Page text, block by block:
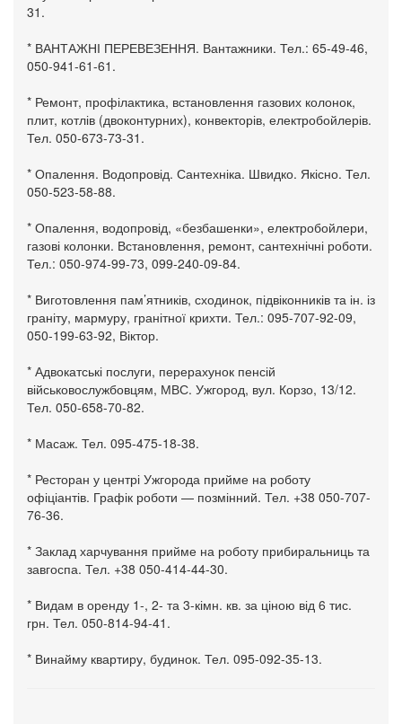
31.
* ВАНТАЖНІ ПЕРЕВЕЗЕННЯ. Вантажники. Тел.: 65-49-46,
050-941-61-61.
* Ремонт, профілактика, встановлення газових колонок,
плит, котлів (двоконтурних), конвекторів, електробойлерів.
Тел. 050-673-73-31.
* Опалення. Водопровід. Сантехніка. Швидко. Якісно. Тел.
050-523-58-88.
* Опалення, водопровід, «безбашенки», електробойлери,
газові колонки. Встановлення, ремонт, сантехнічні роботи.
Тел.: 050-974-99-73, 099-240-09-84.
* Виготовлення пам’ятників, сходинок, підвіконників та ін. із
граніту, мармуру, гранітної крихти. Тел.: 095-707-92-09,
050-199-63-92, Віктор.
* Адвокатські послуги, перерахунок пенсій
військовослужбовцям, МВС. Ужгород, вул. Корзо, 13/12.
Тел. 050-658-70-82.
* Масаж. Тел. 095-475-18-38.
* Ресторан у центрі Ужгорода прийме на роботу
офіціантів. Графік роботи — позмінний. Тел. +38 050-707-
76-36.
* Заклад харчування прийме на роботу прибиральниць та
завгоспа. Тел. +38 050-414-44-30.
* Видам в оренду 1-, 2- та 3-кімн. кв. за ціною від 6 тис.
грн. Тел. 050-814-94-41.
* Винайму квартиру, будинок. Тел. 095-092-35-13.